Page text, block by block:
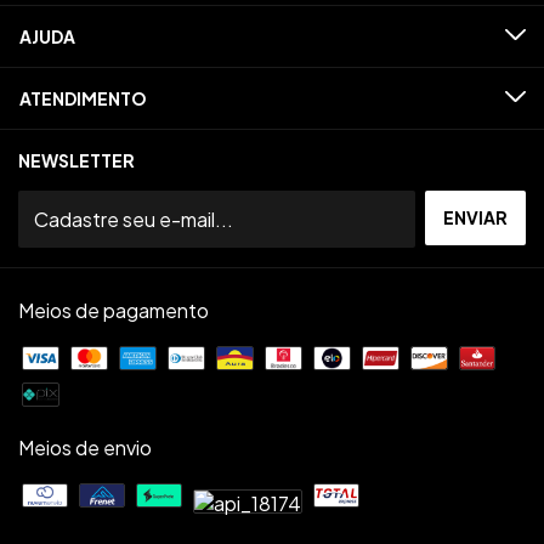
AJUDA
ATENDIMENTO
NEWSLETTER
Meios de pagamento
Meios de envio